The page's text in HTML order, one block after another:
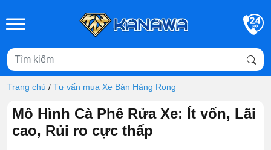
Trang chủ / Tư vấn mua Xe Bán Hàng Rong
Mô Hình Cà Phê Rửa Xe: Ít vốn, Lãi
cao, Rủi ro cực thấp